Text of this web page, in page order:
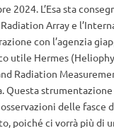
2024. L’Esa sta
Radiation Array e
con l’agenzia
utile Hermes
Radiation
Questa strumentazione
delle fasce
poiché ci vorrà più di